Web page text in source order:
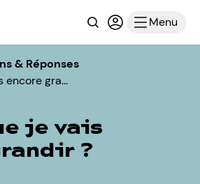
RechercheConnexion
Menu
& Réponses
encore gra…
je vais
?